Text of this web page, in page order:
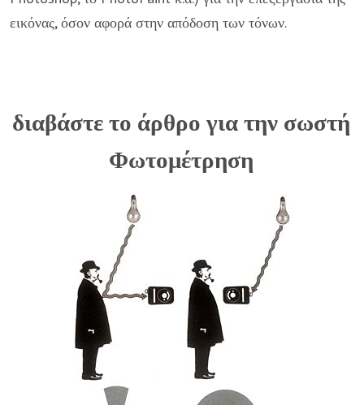
εικόνας, όσον αφορά στην απόδοση των τόνων.
διαβάστε το άρθρο για την σωστή
Φωτομέτρηση